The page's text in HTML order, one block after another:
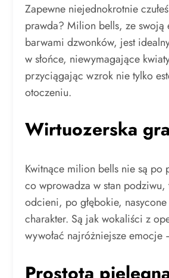
Zapewne niejednokrotnie
prawda? Milion bells, ze
barwami dzwonków, jest
w słońce, niewymagające
przyciągając wzrok nie tylko
otoczeniu.
Wirtuozerska
Kwitnące milion bells nie są po
co wprowadza w stan
odcieni, po głębokie,
charakter. Są jak wokaliści z
wywołać najróżniejsze
Prostota